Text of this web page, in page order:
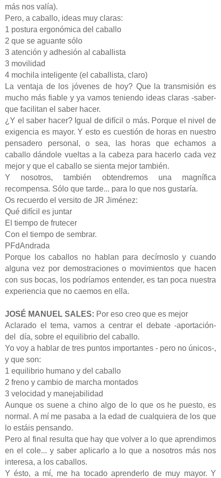
más nos valía).
Pero, a caballo, ideas muy claras:
1 postura ergonómica del caballo
2 que se aguante sólo
3 atención y adhesión al caballista
3 movilidad
4 mochila inteligente (el caballista, claro)
La ventaja de los jóvenes de hoy? Que la transmisión es
mucho más fiable y ya vamos teniendo ideas claras -saber-
que facilitan el saber hacer.
¿Y el saber hacer? Igual de difícil o más. Porque el nivel de
exigencia es mayor. Y esto es cuestión de horas en nuestro
pensadero personal, o sea, las horas que echamos a
caballo dándole vueltas a la cabeza para hacerlo cada vez
mejor y que el caballo se sienta mejor también.
Y nosotros, también obtendremos una magnífica
recompensa. Sólo que tarde... para lo que nos gustaría.
Os recuerdo el versito de JR Jiménez:
Qué difícil es juntar
El tiempo de frutecer
Con el tiempo de sembrar.
PFdAndrada
Porque los caballos no hablan para decírnoslo y cuando
alguna vez por demostraciones o movimientos que hacen
con sus bocas, los podríamos entender, es tan poca nuestra
experiencia que no caemos en ella.
JOSÉ MANUEL SALES: Por eso creo que es mejor
Aclarado el tema, vamos a centrar el debate -aportación-
del
día, sobre el equilibrio del caballo.
Yo voy a hablar de tres puntos importantes - pero no únicos-,
y que son:
1 equilibrio humano y del caballo
2 freno y cambio de marcha montados
3 velocidad y manejabilidad
Aunque os suene a chino algo de lo que os he puesto, es
normal. A mí me pasaba a la edad de cualquiera de los que
lo estáis pensando.
Pero al final resulta que hay que volver a lo que aprendimos
en el cole... y saber aplicarlo a lo que a nosotros más nos
interesa, a los caballos.
Y ésto, a mí, me ha tocado aprenderlo de muy mayor. Y